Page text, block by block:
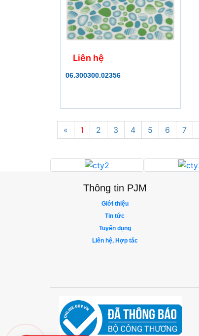
Liên hệ
06.300300.02356
« 1 2 3 4 5 6 7
Thông tin PJM
Giới thiệu
Tin tức
Tuyển dụng
Liên hệ, Hợp tác